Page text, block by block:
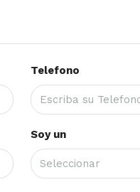
Telefono
Soy un
Seleccionar